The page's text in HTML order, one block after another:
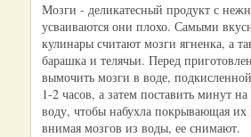
Мозги - деликатесный продукт с
усваиваются они плохо. Самыми
кулинары считают мозги ягненка, а
барашка и телячьи. Перед
вымочить мозги в воде,
1-2 часов, а затем поставить минут
воду, чтобы набухла покрывающая их
внимая мозгов из воды, ее снимают.